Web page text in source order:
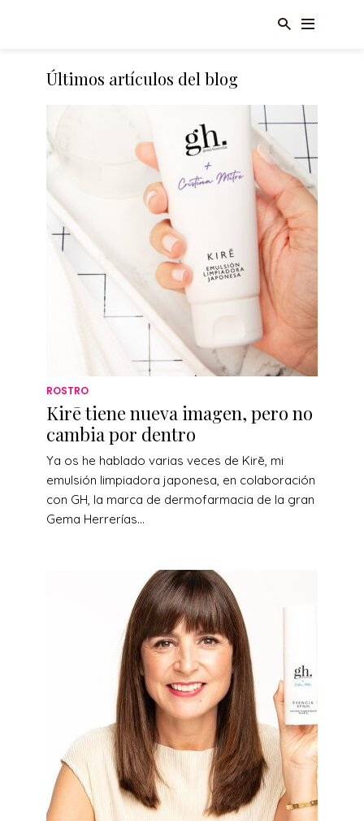
Últimos artículos del blog
ROSTRO
Kirē tiene nueva imagen, pero no
cambia por dentro
Ya os he hablado varias veces de Kirē, mi
emulsión limpiadora japonesa, en colaboración
con GH, la marca de dermofarmacia de la gran
Gema Herrerías...